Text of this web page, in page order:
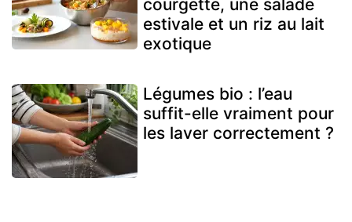
courgette, une salade
estivale et un riz au lait
exotique
Légumes bio : l’eau
suffit-elle vraiment pour
les laver correctement ?